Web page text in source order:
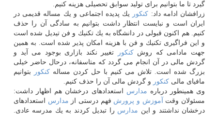
گیرد تا ما بتوانیم برای تولید سوابق تحصیلی هزینه كنیم.
زرافشان ادامه داد: كنكور
یك پدیده اجتماعی و یك مساله قدیمی در
ایران است و نبایست انتظار داشت بتوانیم به سادگی آن را حذف
كنیم. هم اكنون قبولی در دانشگاه به یك تكنیك و فن تیدیل شده است
و این فراگیری تكنیك و فن با هزینه امكان پذیر شده است. به همین
جهت مادامی كه روشكنكور
تغییر نكند بازاری بوجود می آید و
گردش مالی در آن انجام می گردد كه متاسفانه، درحال حاضر خیلی
بزرگ شده است. تلاش می كنیم با حل كردن مساله كنكور
بتوانیم
مافیای مالی كنكور و گردش مالی آن را حذف كنیم.
وی همینطور درباره مدارس استعدادهای درخشان هم اظهار داشت:
مسئولان وقت
آموزش و پرورش فهم درستی از مدارس استعدادهای
درخشان نداشتند و این مدارس را تبدیل كردند به یك مدرسه عادی.